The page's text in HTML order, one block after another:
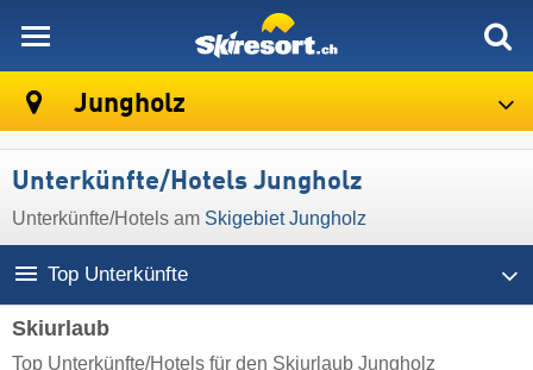
Jungholz
Unterkünfte/Hotels Jungholz
Unterkünfte/Hotels am Skigebiet Jungholz
Top Unterkünfte
Skiurlaub
Top Unterkünfte/Hotels für den Skiurlaub Jungholz